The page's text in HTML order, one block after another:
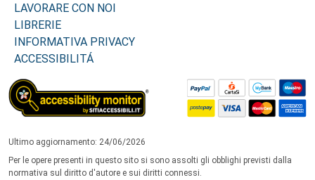
LAVORARE CON NOI
LIBRERIE
INFORMATIVA PRIVACY
ACCESSIBILITÁ
Ultimo aggiornamento: 24/06/2026
Per le opere presenti in questo sito si sono assolti gli obblighi previsti dalla
normativa sul diritto d'autore e sui diritti connessi.